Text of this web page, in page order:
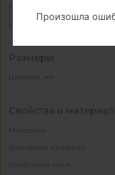
Размеры
Ширина, мм
Свойства и
Материал
Основной материал
Нанесение клея
Произошла